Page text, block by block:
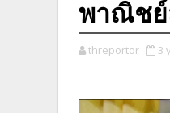
พาณิช
threportor 3